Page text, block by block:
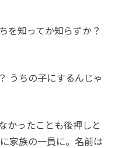
を知ってか知らずか？
うちの子にするんじゃ
かったことも後押しと
家族の一員に。名前は